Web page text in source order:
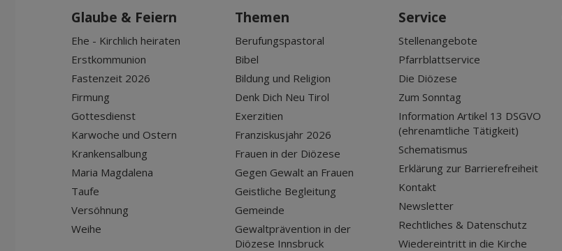
Glaube & Feiern
Ehe - Kirchlich heiraten
Erstkommunion
Fastenzeit 2026
Firmung
Gottesdienst
Karwoche und Ostern
Krankensalbung
Maria Magdalena
Taufe
Versöhnung
Weihe
Themen
Berufungspastoral
Bibel
Bildung und Religion
Denk Dich Neu Tirol
Exerzitien
Franziskusjahr 2026
Frauen in der Diözese
Gegen Gewalt an Frauen
Geistliche Begleitung
Gemeinde
Gewaltprävention in der
Diözese Innsbruck
Service
Stellenangebote
Pfarrblattservice
Die Diözese
Zum Sonntag
Information Artikel 13 DSGVO
(ehrenamtliche Tätigkeit)
Schematismus
Erklärung zur Barrierefreiheit
Kontakt
Newsletter
Rechtliches & Datenschutz
Wiedereintritt in die Kirche